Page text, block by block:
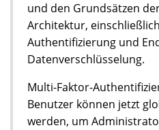
und den Grundsätzen
Architektur,
Authentifizierung und
Datenverschlüsselung.
Multi-Faktor-
Benutzer können jetzt
werden, um